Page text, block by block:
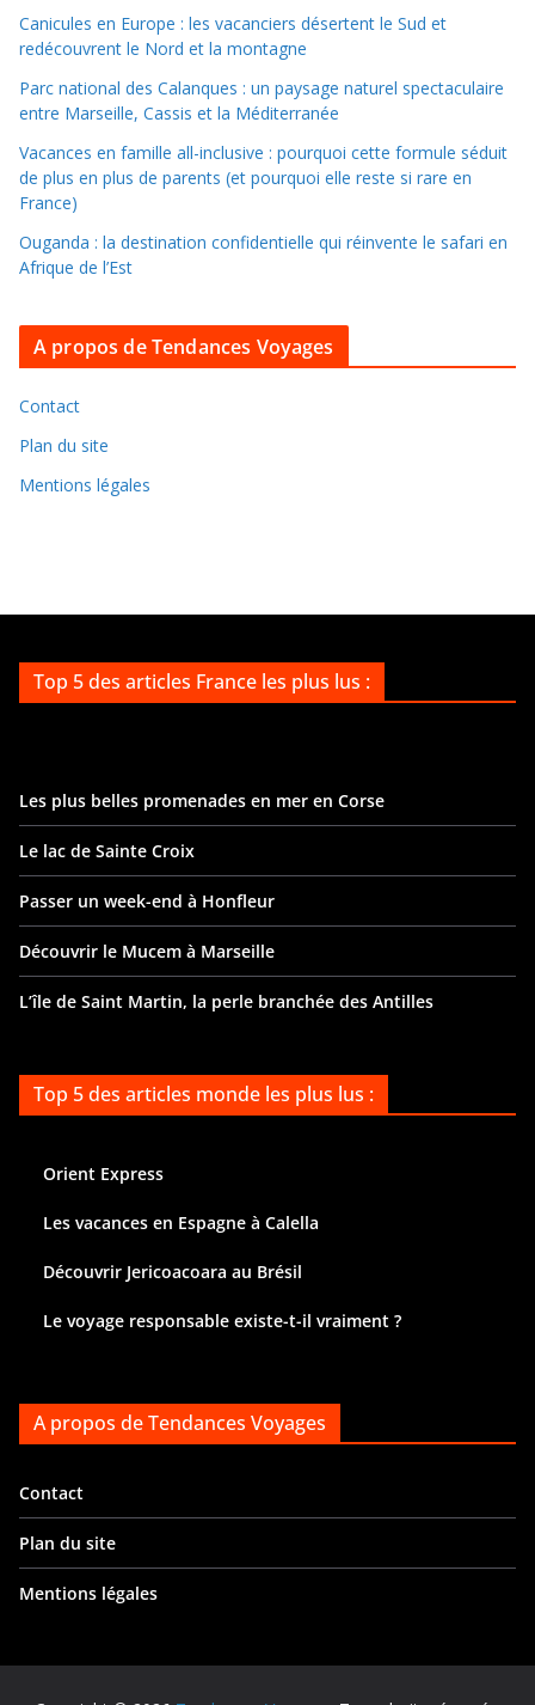
r
d
n
e
a
i
v
e
Canicules en Europe : les vacanciers désertent le Sud et
redécouvrent le Nord et la montagne
Parc national des Calanques : un paysage naturel spectaculaire
entre Marseille, Cassis et la Méditerranée
Vacances en famille all-inclusive : pourquoi cette formule séduit
de plus en plus de parents (et pourquoi elle reste si rare en
France)
Ouganda : la destination confidentielle qui réinvente le safari en
Afrique de l’Est
A propos de Tendances Voyages
Contact
Plan du site
Mentions légales
Top 5 des articles France les plus lus :
Les plus belles promenades en mer en Corse
Le lac de Sainte Croix
Passer un week-end à Honfleur
Découvrir le Mucem à Marseille
L’île de Saint Martin, la perle branchée des Antilles
Top 5 des articles monde les plus lus :
Orient Express
Les vacances en Espagne à Calella
Découvrir Jericoacoara au Brésil
Le voyage responsable existe-t-il vraiment ?
A propos de Tendances Voyages
Contact
Plan du site
Mentions légales